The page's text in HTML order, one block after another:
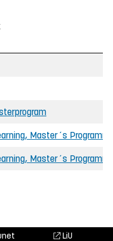
Master´s
Master´s
LiU